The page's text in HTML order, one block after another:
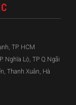
TP. HCM
Nghĩa Lộ, TP Q.Ngãi
Thanh Xuân, Hà